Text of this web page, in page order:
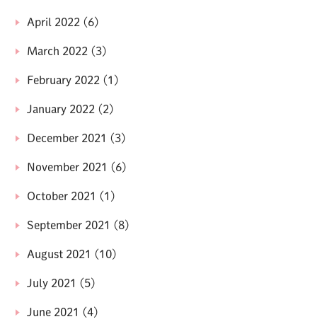
April 2022 (6)
March 2022 (3)
February 2022 (1)
January 2022 (2)
December 2021 (3)
November 2021 (6)
October 2021 (1)
September 2021 (8)
August 2021 (10)
July 2021 (5)
June 2021 (4)